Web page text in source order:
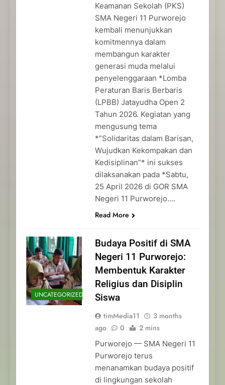
Keamanan Sekolah (PKS)
SMA Negeri 11 Purworejo
kembali menunjukkan
komitmennya dalam
membangun karakter
generasi muda melalui
penyelenggaraan *Lomba
Peraturan Baris Berbaris
(LPBB) Jatayudha Open 2
Tahun 2026. Kegiatan yang
mengusung tema
*”Solidaritas dalam Barisan,
Wujudkan Kekompakan dan
Kedisiplinan”* ini sukses
dilaksanakan pada *Sabtu,
25 April 2026 di GOR SMA
Negeri 11 Purworejo….
Read More
UNCATEGORIZED
Budaya Positif di SMA
Negeri 11 Purworejo:
Membentuk Karakter
Religius dan Disiplin
Siswa
timMedia11
3 months
ago
0 2 mins
Purworejo — SMA Negeri 11
Purworejo terus
menanamkan budaya positif
di lingkungan sekolah